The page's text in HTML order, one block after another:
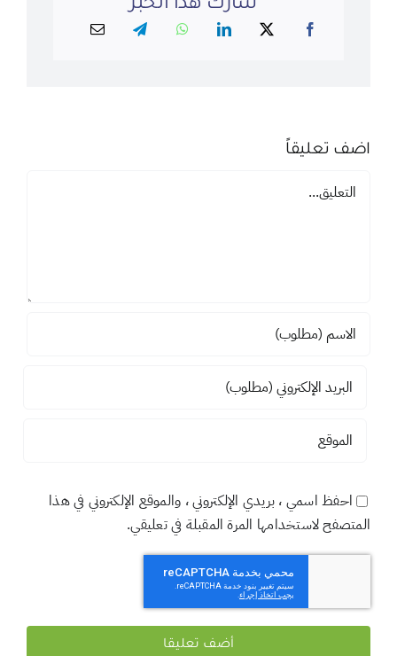
شارك هذا الخبر
اضف تعليقاً
تعليق
احفظ اسمي ، بريدي الإلكتروني ، والموقع الإلكتروني في هذا
المتصفح لاستخدامها المرة المقبلة في تعليقي.